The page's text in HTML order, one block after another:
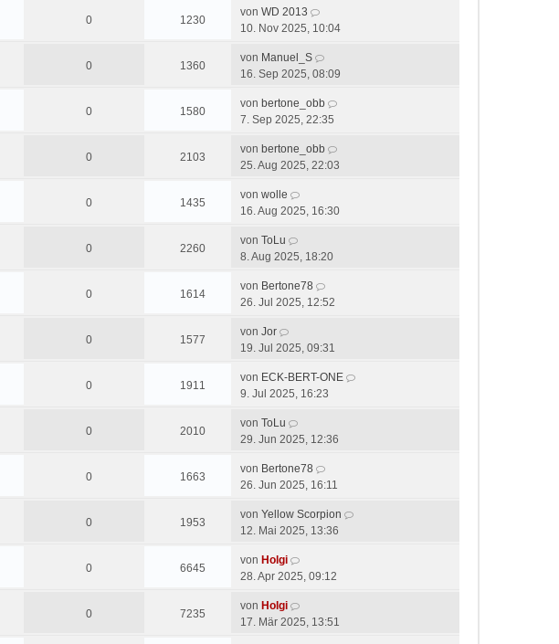
0 1230
von WD 2013
10. Nov 2025, 10:04
0 1360
von Manuel_S
16. Sep 2025, 08:09
0 1580
von bertone_obb
7. Sep 2025, 22:35
0 2103
von bertone_obb
25. Aug 2025, 22:03
0 1435
von wolle
16. Aug 2025, 16:30
0 2260
von ToLu
8. Aug 2025, 18:20
0 1614
von Bertone78
26. Jul 2025, 12:52
0 1577
von Jor
19. Jul 2025, 09:31
0 1911
von ECK-BERT-ONE
9. Jul 2025, 16:23
0 2010
von ToLu
29. Jun 2025, 12:36
0 1663
von Bertone78
26. Jun 2025, 16:11
0 1953
von Yellow Scorpion
12. Mai 2025, 13:36
0 6645
von Holgi
28. Apr 2025, 09:12
0 7235
von Holgi
17. Mär 2025, 13:51